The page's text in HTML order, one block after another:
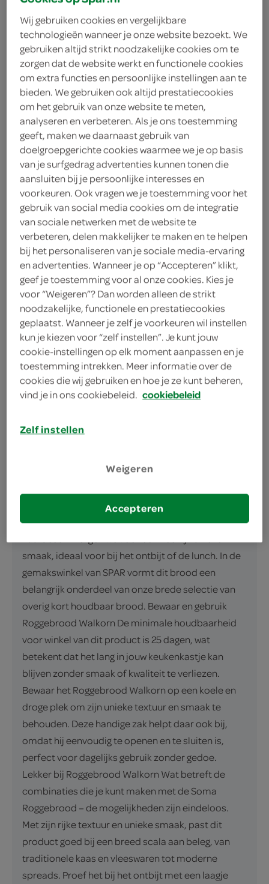
Soma
2.
09
375 Gram
Let op: aanbiedingen zijn niet zichtbaar bij de
producten, maar worden wél automatisch
verwerkt in de winkelmand.
Met SPAR's Roggebrood Walkorn, voeg je smaakvolle
variatie toe aan elke maaltijd.
Lange houdbaarheid, verlies geen kwaliteit
Unieke textuur en smaak behoud
Veelzijdig combineerbaar met beleg
omschrijving
maaltijden Voor een voedzaam, vezelrijk en
Walkorn in een handige zak van 375 gram. Dit bruine
traditionele Waldkorn-receptuur en zit boordevol
smaakvolle zonnebloempitten. Met ons eigen
smaak, ideaal voor bij het ontbijt of de lunch. In de
gemakswinkel van SPAR vormt dit brood een
belangrijk onderdeel van onze brede selectie van
overig kort houdbaar brood. Bewaar en gebruik
Roggebrood Walkorn De minimale houdbaarheid
voor winkel van dit product is 25 dagen, wat
betekent dat het lang in jouw keukenkastje kan
blijven zonder smaak of kwaliteit te verliezen.
Bewaar het Roggebrood Walkorn op een koele en
droge plek om zijn unieke textuur en smaak te
behouden. Deze handige zak helpt daar ook bij,
omdat hij eenvoudig te openen en te sluiten is,
perfect voor dagelijks gebruik zonder gedoe.
Lekker bij Roggebrood Walkorn Wat betreft de
combinaties die je kunt maken met de Soma
Roggebrood – de mogelijkheden zijn eindeloos.
Met zijn rijke textuur en unieke smaak, past dit
product goed bij een breed scala aan beleg, van
traditionele kaas en vleeswaren tot moderne
spreads. Proef het bij het ontbijt met een laagje
Wij gebruiken cookies en vergelijkbare
technologieën wanneer je onze website bezoekt. We
gebruiken altijd strikt noodzakelijke cookies om te
zorgen dat de website werkt en functionele cookies
om extra functies en persoonlijke instellingen aan te
bieden. We gebruiken ook altijd prestatiecookies
om het gebruik van onze website te meten,
analyseren en verbeteren. Als je ons toestemming
geeft, maken we daarnaast gebruik van
doelgroepgerichte cookies waarmee we je op basis
van je surfgedrag advertenties kunnen tonen die
aansluiten bij je persoonlijke interesses en
voorkeuren. Ook vragen we je toestemming voor het
gebruik van social media cookies om de integratie
van sociale netwerken met de website te
verbeteren, delen makkelijker te maken en te helpen
bij het personaliseren van je sociale media-ervaring
en advertenties. Wanneer je op “Accepteren” klikt,
geef je toestemming voor al onze cookies. Kies je
voor “Weigeren”? Dan worden alleen de strikt
noodzakelijke, functionele en prestatiecookies
geplaatst. Wanneer je zelf je voorkeuren wil instellen
kun je kiezen voor “zelf instellen”. Je kunt jouw
cookie-instellingen op elk moment aanpassen en je
toestemming intrekken. Meer informatie over de
cookies die wij gebruiken en hoe je ze kunt beheren,
vind je in ons cookiebeleid. cookiebeleid
Zelf instellen
Weigeren
Accepteren